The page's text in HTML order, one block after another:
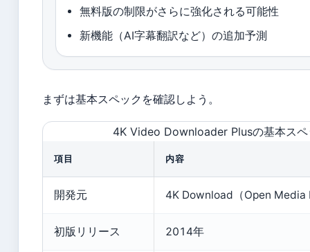
無料版の制限がさらに強化される可能性
新機能（AI字幕翻訳など）の追加予測
まずは基本スペックを確認しよう。
4K Video Downloader Plusの基本スペ
項目 内容
開発元 4K Download（Open Media
初版リリース 2014年